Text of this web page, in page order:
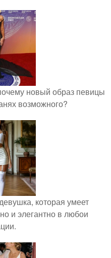
новый образ певицы
возможного?
которая умеет
и элегантно в любои